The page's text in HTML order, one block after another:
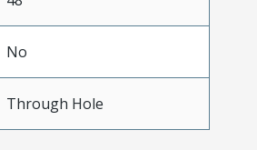
No
Through Hole